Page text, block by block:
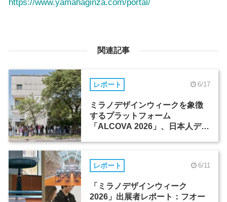
関連記事
レポート 6/17
ミラノデザインウィークを象徴
するプラットフォーム
「ALCOVA 2026」、日本人デザ
レポート 6/11
「ミラノデザインウィーク
2026」出展者レポート：フオー